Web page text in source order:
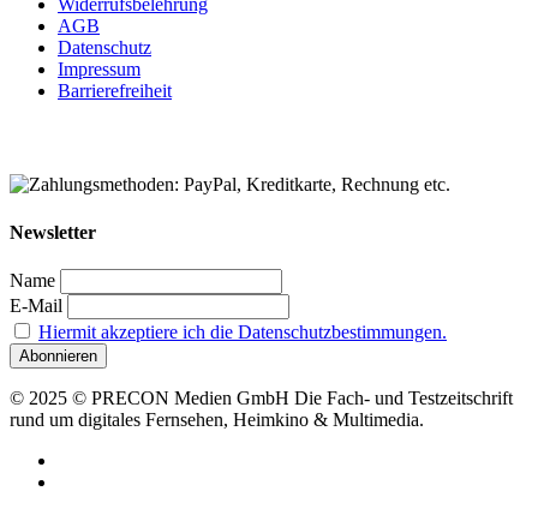
Widerrufsbelehrung
AGB
Datenschutz
Impressum
Barrierefreiheit
Newsletter
Name
E-Mail
Hiermit akzeptiere ich die Datenschutzbestimmungen.
© 2025 © PRECON Medien GmbH Die Fach- und Testzeitschrift
rund um digitales Fernsehen, Heimkino & Multimedia.